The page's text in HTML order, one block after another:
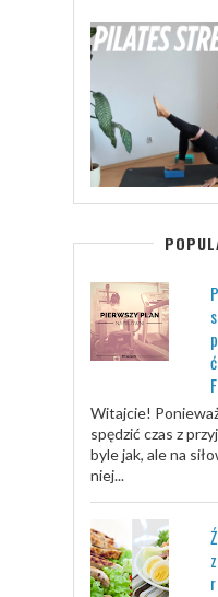
Witajcie!
spędzić czas z
byle jak, ale na
niej...